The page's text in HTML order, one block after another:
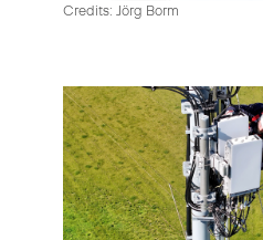
Credits: Jörg Borm